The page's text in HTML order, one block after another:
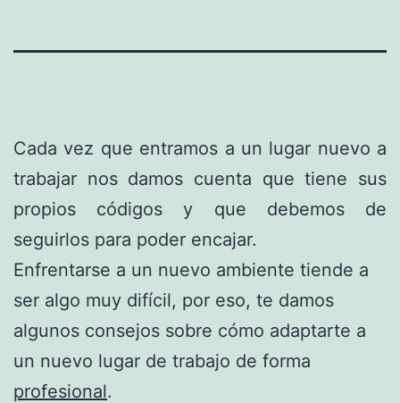
Cada vez que entramos a un lugar nuevo a
trabajar nos damos cuenta que tiene sus
propios códigos y que debemos de
seguirlos para poder encajar.
Enfrentarse a un nuevo ambiente tiende a
ser algo muy difícil, por eso, te damos
algunos consejos sobre cómo adaptarte a
un nuevo lugar de trabajo de forma
profesional.